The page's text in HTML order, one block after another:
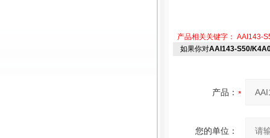
产品相关关键字： AAI143-
如果你对AAI143-S50/
产品：
您的单位：